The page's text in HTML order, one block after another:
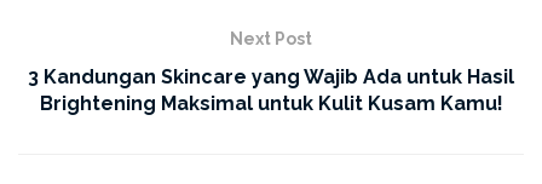
tipis dan sedikit karena takut lengket atauwhitecast
Padahal, untuk mendapatkan perlindungan sesuai angka
Next Post
3 Kandungan Skincare yang Wajib Ada untuk Hasil
Brightening Maksimal untuk Kulit Kusam Kamu!